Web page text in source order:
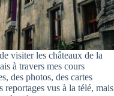
visiter les châteaux de la
à travers mes cours
des photos, des cartes
reportages vus à la télé, mais